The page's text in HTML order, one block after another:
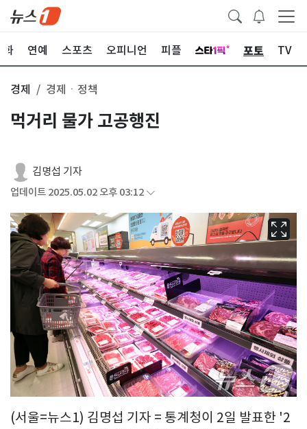
화 연예 스포츠 오피니언 피플 포토 TV
경제 경제ㆍ정책
먹거리 물가 고공행진
김명섭 기자
업데이트 2025.05.02 오후 03:12
(서울=뉴스1) 김명섭 기자 = 통계청이 2일 발표한 '2